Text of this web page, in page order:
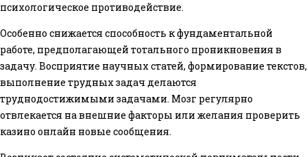
психологическое противодействие.
Особенно снижается способность к фундаментальной
работе, предполагающей тотального проникновения в
задачу. Восприятие научных статей, формирование текстов,
выполнение трудных задач делаются
труднодостижимыми задачами. Мозг регулярно
отвлекается на внешние факторы или желания проверить
казино онлайн новые сообщения.